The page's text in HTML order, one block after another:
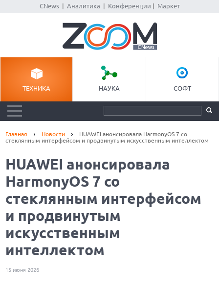
CNews| Аналитика Конференции Маркет
ТЕХНИКА НАУКА СОФТ
Главная Новости
HUAWEI анонсировала HarmonyOS 7 со
стеклянным интерфейсом и продвинутым искусственным интеллектом
HUAWEI анонсировала
HarmonyOS 7 со
стеклянным интерфейсом
и продвинутым
искусственным
интеллектом
15 июня 2026